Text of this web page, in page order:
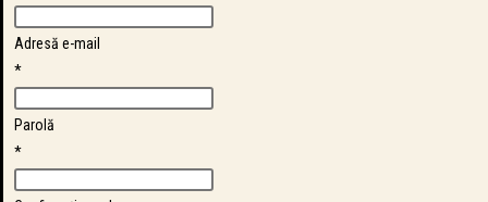
Adresă e-mail
*
Parolă
*